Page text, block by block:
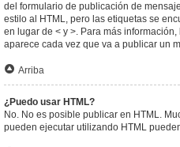
del formulario de publicación de
estilo al HTML, pero las etiquetas se
en lugar de < y >. Para más
aparece cada vez que va a publicar un
Arriba
¿Puedo usar HTML?
No. No es posible publicar en HTML.
pueden ejecutar utilizando HTML